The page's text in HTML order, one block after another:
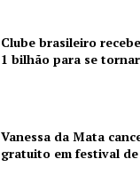
Clube brasileiro
1 bilhão para se
Vanessa da Mata
gratuito em festival